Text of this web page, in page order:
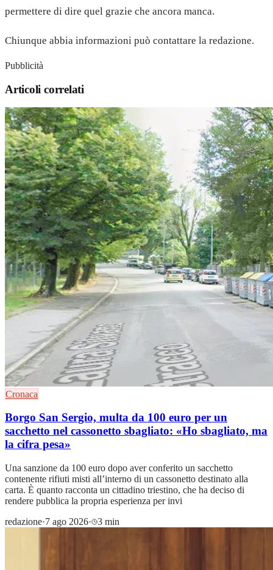
permettere di dire quel grazie che ancora manca.
Chiunque abbia informazioni può contattare la redazione.
Pubblicità
Articoli correlati
Cronaca
Borgo San Sergio, multa da 100 euro per un
sacchetto nel cassonetto sbagliato: «Ho sbagliato, ma
la cifra pesa»
Una sanzione da 100 euro dopo aver conferito un sacchetto
contenente rifiuti misti all’interno di un cassonetto destinato alla
carta. È quanto racconta un cittadino triestino, che ha deciso di
rendere pubblica la propria esperienza per invi
redazione·7 ago 2026· 3 min